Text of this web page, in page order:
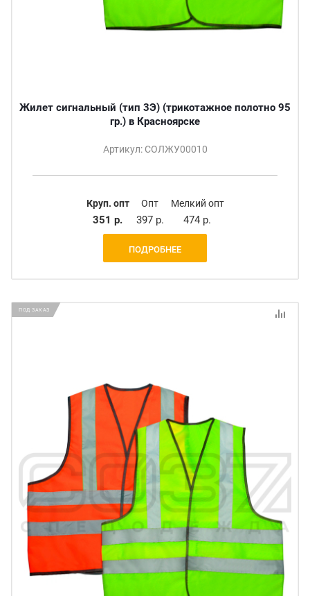
Жилет сигнальный (тип 3Э) (трикотажное полотно 95
гр.) в Красноярске
Артикул: СОЛЖУ00010
Круп. опт
351 р.
Опт
397 р.
Мелкий опт
474 р.
ПОДРОБНЕЕ
ПОД ЗАКАЗ